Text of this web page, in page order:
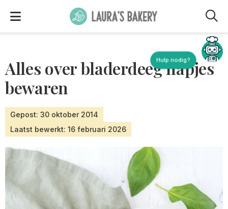
Alles over bladerdeeg hapjes
bewaren
Gepost: 30 oktober 2014
Laatst bewerkt: 16 februari 2026
Hulp nodig?